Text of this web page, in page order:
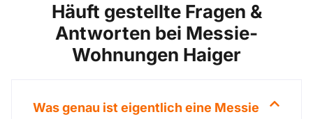
Häuft gestellte Fragen &
Antworten bei Messie-
Wohnungen Haiger
Was genau ist eigentlich eine Messie